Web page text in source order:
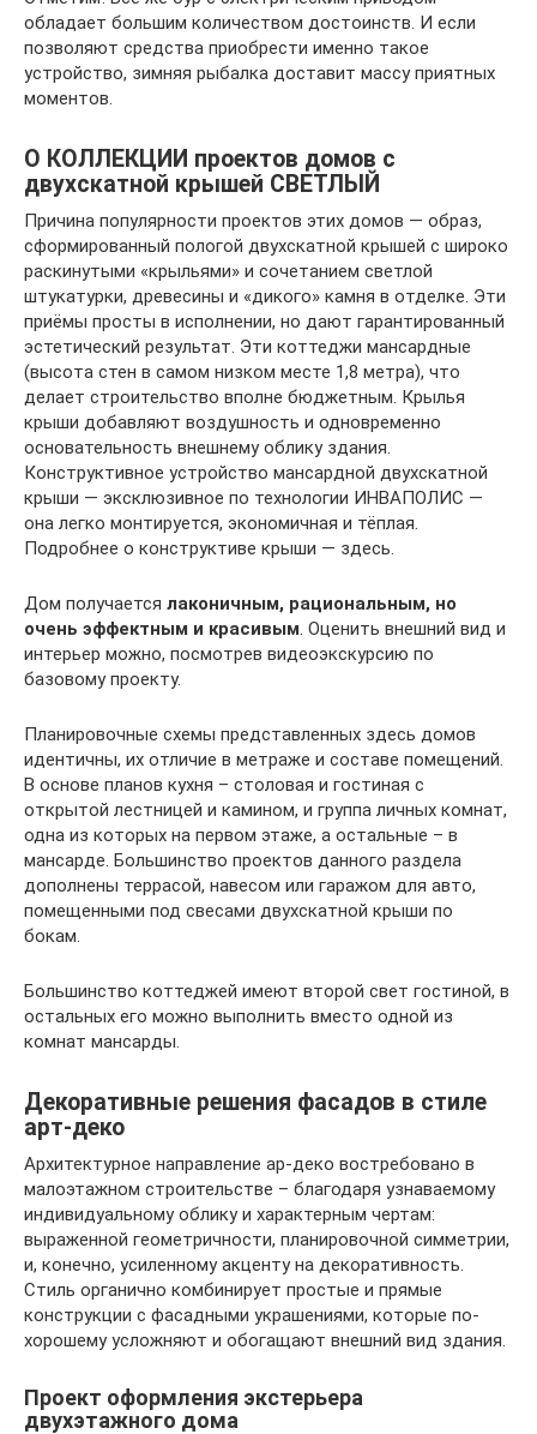
обладает большим количеством достоинств. И если
позволяют средства приобрести именно такое
устройство, зимняя рыбалка доставит массу приятных
моментов.
О КОЛЛЕКЦИИ проектов домов с
двухскатной крышей СВЕТЛЫЙ
Причина популярности проектов этих домов — образ,
сформированный пологой двухскатной крышей с широко
раскинутыми «крыльями» и сочетанием светлой
штукатурки, древесины и «дикого» камня в отделке. Эти
приёмы просты в исполнении, но дают гарантированный
эстетический результат. Эти коттеджи мансардные
(высота стен в самом низком месте 1,8 метра), что
делает строительство вполне бюджетным. Крылья
крыши добавляют воздушность и одновременно
основательность внешнему облику здания.
Конструктивное устройство мансардной двухскатной
крыши — эксклюзивное по технологии ИНВАПОЛИС —
она легко монтируется, экономичная и тёплая.
Подробнее о конструктиве крыши — здесь.
Дом получается лаконичным, рациональным, но
очень эффектным и красивым. Оценить внешний вид и
интерьер можно, посмотрев видеоэкскурсию по
базовому проекту.
Планировочные схемы представленных здесь домов
идентичны, их отличие в метраже и составе помещений.
В основе планов кухня – столовая и гостиная с
открытой лестницей и камином, и группа личных комнат,
одна из которых на первом этаже, а остальные – в
мансарде. Большинство проектов данного раздела
дополнены террасой, навесом или гаражом для авто,
помещенными под свесами двухскатной крыши по
бокам.
Большинство коттеджей имеют второй свет гостиной, в
остальных его можно выполнить вместо одной из
комнат мансарды.
Декоративные решения фасадов в стиле
арт-деко
Архитектурное направление ар-деко востребовано в
малоэтажном строительстве – благодаря узнаваемому
индивидуальному облику и характерным чертам:
выраженной геометричности, планировочной симметрии,
и, конечно, усиленному акценту на декоративность.
Стиль органично комбинирует простые и прямые
конструкции с фасадными украшениями, которые по-
хорошему усложняют и обогащают внешний вид здания.
Проект оформления экстерьера
двухэтажного дома